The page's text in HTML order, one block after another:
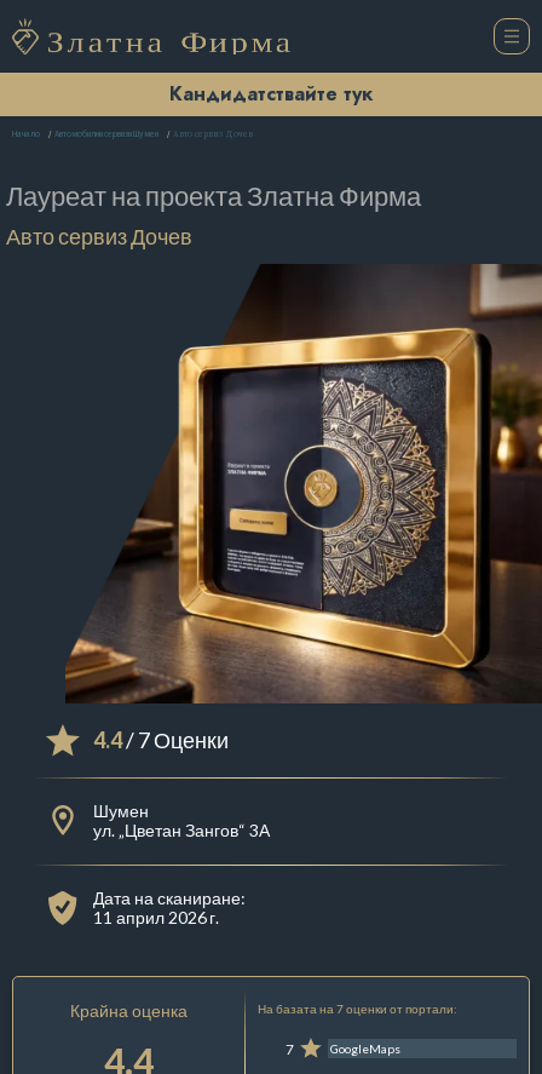
Кандидатствайте тук
Начало Автомобилни сервизи Шумен Авто сервиз Дочев
Лауреат на проектаЗлатна Фирма
Авто сервиз Дочев
4.4/ 7 Оценки
Шумен
ул. „Цветан Зангов“ 3А
Дата на сканиране:
11 април 2026 г.
Крайна оценка
4.4
На базата на 7 оценки от портали:
7 GoogleMaps